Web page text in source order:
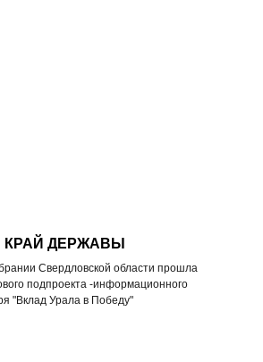
ДЕРЖАВЫ
Свердловской области прошла
подпроекта -информационного
"Вклад Урала в Победу"